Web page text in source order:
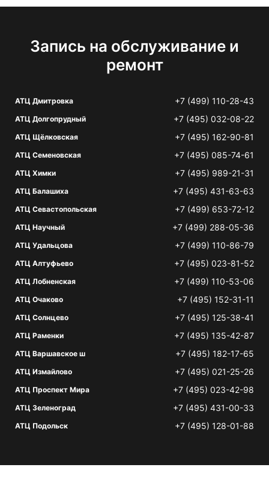
Запись на обслуживание и
ремонт
АТЦ Дмитровка +7 (499) 110-28-43
АТЦ Долгопрудный +7 (495) 032-08-22
АТЦ Щёлковская +7 (495) 162-90-81
АТЦ Семеновская +7 (495) 085-74-61
АТЦ Химки +7 (495) 989-21-31
АТЦ Балашиха +7 (495) 431-63-63
АТЦ Севастопольская +7 (499) 653-72-12
АТЦ Научный +7 (499) 288-05-36
АТЦ Удальцова +7 (499) 110-86-79
АТЦ Алтуфьево +7 (495) 023-81-52
АТЦ Лобненская +7 (499) 110-53-06
АТЦ Очаково +7 (495) 152-31-11
АТЦ Солнцево +7 (495) 125-38-41
АТЦ Раменки +7 (495) 135-42-87
АТЦ Варшавское ш +7 (495) 182-17-65
АТЦ Измайлово +7 (495) 021-25-26
АТЦ Проспект Мира +7 (495) 023-42-98
АТЦ Зеленоград +7 (495) 431-00-33
АТЦ Подольск +7 (495) 128-01-88